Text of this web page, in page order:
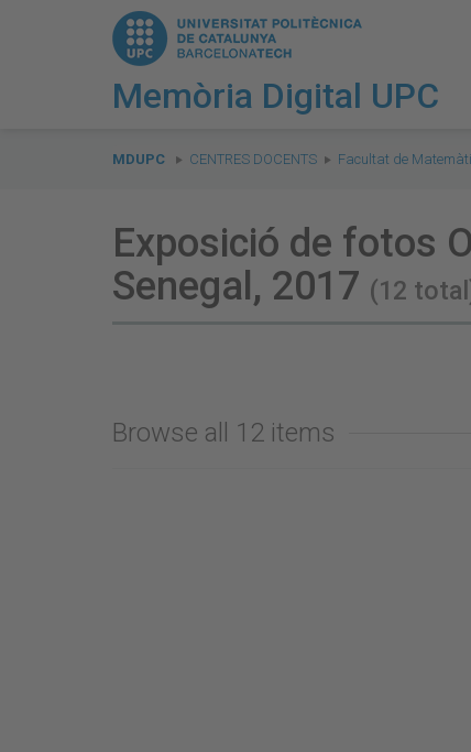
Memòria Digital UPC
are
MDUPC CENTRES DOCENTS Facultat de
Exposició de fotos
Senegal, 2017 (12
Browse all 12 items